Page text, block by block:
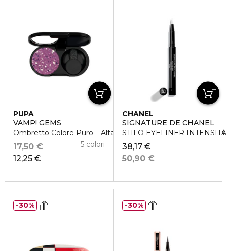
PUPA
VAMP! GEMS
Ombretto Colore Puro – Alta Pigmentazione – Multi-Effetto
12,25 €
17,50 € 5 colori
CHANEL
SIGNATURE DE CHANEL
STILO EYELINER
38,17 €
50,90 €
30% 30%